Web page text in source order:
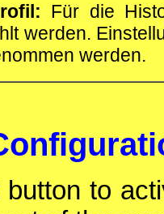
Für die
werden.
werden.
button to